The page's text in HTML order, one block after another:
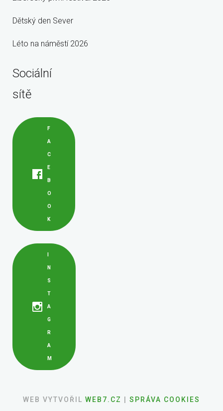
Dětský den Sever
Léto na náměstí 2026
Sociální
sítě
F
A
C
E
B
O
O
K
N
S
T
A
G
R
A
M
WEB VYTVOŘIL WEB7.CZ SPRÁVA COOKIES